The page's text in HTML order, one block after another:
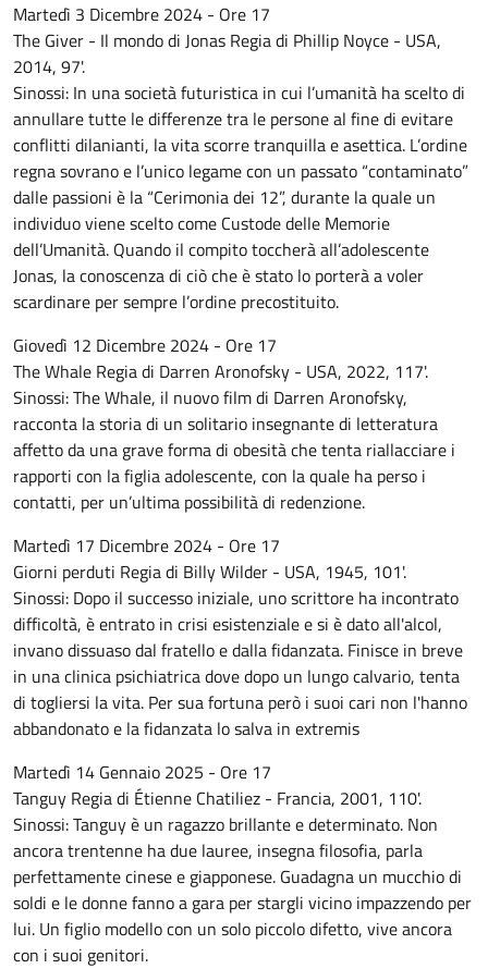
Martedì 3 Dicembre 2024 - Ore 17
The Giver - Il mondo di Jonas Regia di Phillip Noyce - USA,
2014, 97'.
Sinossi: In una società futuristica in cui l’umanità ha scelto di
annullare tutte le differenze tra le persone al fine di evitare
conflitti dilanianti, la vita scorre tranquilla e asettica. L’ordine
regna sovrano e l’unico legame con un passato “contaminato”
dalle passioni è la “Cerimonia dei 12”, durante la quale un
individuo viene scelto come Custode delle Memorie
dell’Umanità. Quando il compito toccherà all’adolescente
Jonas, la conoscenza di ciò che è stato lo porterà a voler
scardinare per sempre l’ordine precostituito.
Giovedì 12 Dicembre 2024 - Ore 17
The Whale Regia di Darren Aronofsky - USA, 2022, 117'.
Sinossi: The Whale, il nuovo film di Darren Aronofsky,
racconta la storia di un solitario insegnante di letteratura
affetto da una grave forma di obesità che tenta riallacciare i
rapporti con la figlia adolescente, con la quale ha perso i
contatti, per un’ultima possibilità di redenzione.
Martedì 17 Dicembre 2024 - Ore 17
Giorni perduti Regia di Billy Wilder - USA, 1945, 101'.
Sinossi: Dopo il successo iniziale, uno scrittore ha incontrato
difficoltà, è entrato in crisi esistenziale e si è dato all'alcol,
invano dissuaso dal fratello e dalla fidanzata. Finisce in breve
in una clinica psichiatrica dove dopo un lungo calvario, tenta
di togliersi la vita. Per sua fortuna però i suoi cari non l'hanno
abbandonato e la fidanzata lo salva in extremis
Martedì 14 Gennaio 2025 - Ore 17
Tanguy Regia di Étienne Chatiliez - Francia, 2001, 110'.
Sinossi: Tanguy è un ragazzo brillante e determinato. Non
ancora trentenne ha due lauree, insegna filosofia, parla
perfettamente cinese e giapponese. Guadagna un mucchio di
soldi e le donne fanno a gara per stargli vicino impazzendo per
lui. Un figlio modello con un solo piccolo difetto, vive ancora
con i suoi genitori.